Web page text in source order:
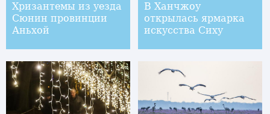
Хризантемы из уезда
Сюнин провинции
Аньхой
В Ханчжоу
открылась ярмарка
искусства Сиху